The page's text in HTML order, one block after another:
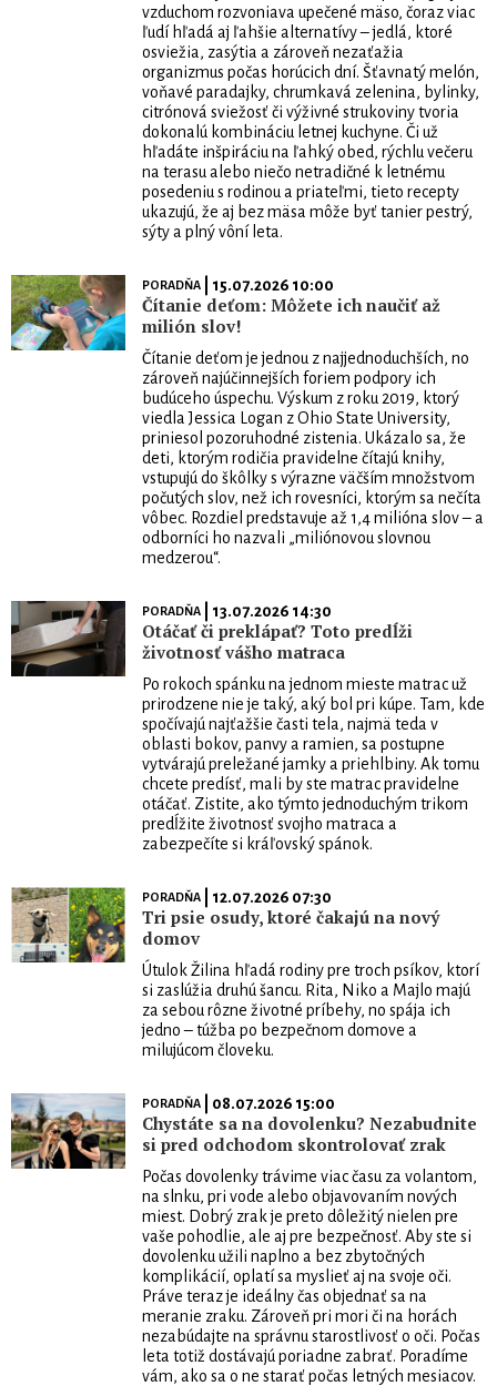
vzduchom rozvoniava upečené mäso, čoraz viac
ľudí hľadá aj ľahšie alternatívy – jedlá, ktoré
osviežia, zasýtia a zároveň nezaťažia
organizmus počas horúcich dní. Šťavnatý melón,
voňavé paradajky, chrumkavá zelenina, bylinky,
citrónová sviežosť či výživné strukoviny tvoria
dokonalú kombináciu letnej kuchyne. Či už
hľadáte inšpiráciu na ľahký obed, rýchlu večeru
na terasu alebo niečo netradičné k letnému
posedeniu s rodinou a priateľmi, tieto recepty
ukazujú, že aj bez mäsa môže byť tanier pestrý,
sýty a plný vôní leta.
PORADŇA| 15.07.2026 10:00
Čítanie deťom: Môžete ich naučiť až
milión slov!
Čítanie deťom je jednou z najjednoduchších, no
zároveň najúčinnejších foriem podpory ich
budúceho úspechu. Výskum z roku 2019, ktorý
viedla Jessica Logan z Ohio State University,
priniesol pozoruhodné zistenia. Ukázalo sa, že
deti, ktorým rodičia pravidelne čítajú knihy,
vstupujú do škôlky s výrazne väčším množstvom
počutých slov, než ich rovesníci, ktorým sa nečíta
vôbec. Rozdiel predstavuje až 1,4 milióna slov – a
odborníci ho nazvali „miliónovou slovnou
medzerou“.
PORADŇA| 13.07.2026 14:30
Otáčať či preklápať? Toto predĺži
životnosť vášho matraca
Po rokoch spánku na jednom mieste matrac už
prirodzene nie je taký, aký bol pri kúpe. Tam, kde
spočívajú najťažšie časti tela, najmä teda v
oblasti bokov, panvy a ramien, sa postupne
vytvárajú preležané jamky a priehlbiny. Ak tomu
chcete predísť, mali by ste matrac pravidelne
otáčať. Zistite, ako týmto jednoduchým trikom
predĺžite životnosť svojho matraca a
zabezpečíte si kráľovský spánok.
PORADŇA| 12.07.2026 07:30
Tri psie osudy, ktoré čakajú na nový
domov
Útulok Žilina hľadá rodiny pre troch psíkov, ktorí
si zaslúžia druhú šancu. Rita, Niko a Majlo majú
za sebou rôzne životné príbehy, no spája ich
jedno – túžba po bezpečnom domove a
milujúcom človeku.
PORADŇA| 08.07.2026 15:00
Chystáte sa na dovolenku? Nezabudnite
si pred odchodom skontrolovať zrak
Počas dovolenky trávime viac času za volantom,
na slnku, pri vode alebo objavovaním nových
miest. Dobrý zrak je preto dôležitý nielen pre
vaše pohodlie, ale aj pre bezpečnosť. Aby ste si
dovolenku užili naplno a bez zbytočných
komplikácií, oplatí sa myslieť aj na svoje oči.
Práve teraz je ideálny čas objednať sa na
meranie zraku. Zároveň pri mori či na horách
nezabúdajte na správnu starostlivosť o oči. Počas
leta totiž dostávajú poriadne zabrať. Poradíme
vám, ako sa o ne starať počas letných mesiacov.